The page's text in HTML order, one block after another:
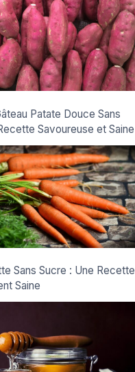
Patate Douce Sans
Savoureuse et Saine
Sans Sucre : Une Recette
Saine